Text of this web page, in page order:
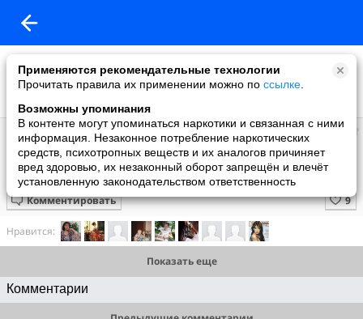
Применяются рекомендательные технологии
Прочитать правила их применении можно по ссылке
Возможны упоминания
В контенте могут упоминаться наркотики и связанная с ними
информация. Незаконное потребление наркотических
средств, психотропных веществ и их аналогов причиняет
вред здоровью, их незаконный оборот запрещён и влечёт
установленную законодательством ответственность
Супер топ
добавил видео
15 июня
Щенки аляскинского маламута
Комментировать
Нравится:
Показать еще
Комментарии